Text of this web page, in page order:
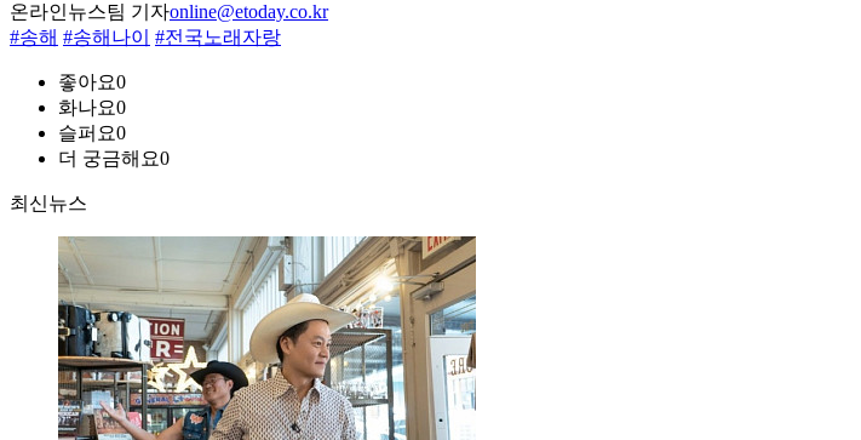
온라인뉴스팀 기자online@etoday.co.kr
#송해 #송해나이 #전국노래자랑
좋아요0
화나요0
슬퍼요0
더 궁금해요0
최신뉴스